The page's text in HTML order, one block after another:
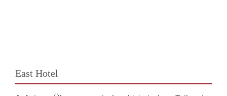
East Hotel